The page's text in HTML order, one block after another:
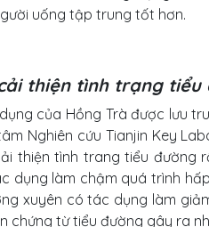
uống tập trung tốt hơn.
thiện tình trạng tiểu
của Hồng Trà được lưu
Nghiên cứu Tianjin Key
thiện tình trang tiểu đường
dụng làm chậm quá trình
xuyên có tác dụng làm
chứng từ tiểu đường gây ra